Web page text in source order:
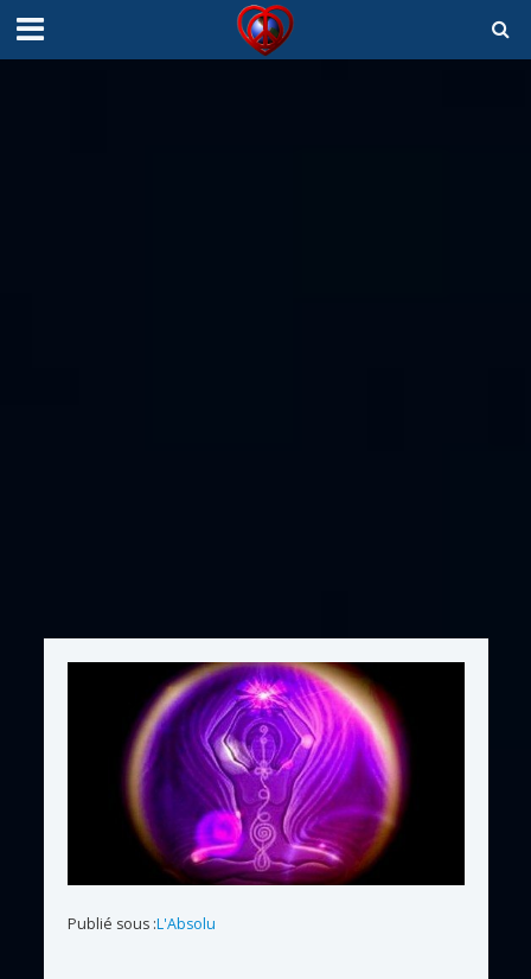
Publié sous :L'Absolu